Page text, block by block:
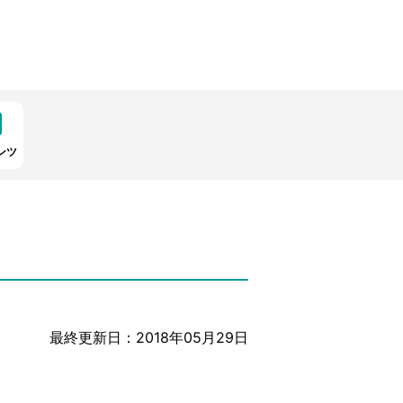
ツ
最終更新日：2018年05月29日